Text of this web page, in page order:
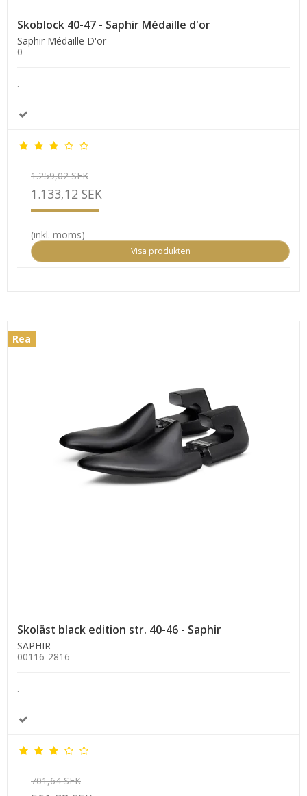
Skoblock 40-47 - Saphir Médaille d'or
Saphir Médaille D'or
0
.
1.259,02 SEK
1.133,12 SEK
(inkl. moms)
Visa produkten
Rea
Skoläst black edition str. 40-46 - Saphir
SAPHIR
00116-2816
.
701,64 SEK